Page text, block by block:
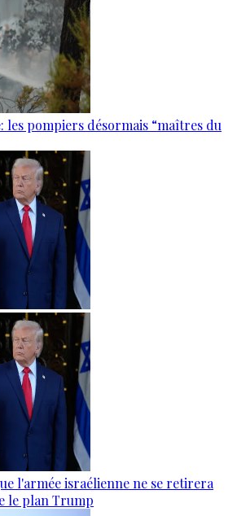
les pompiers désormais “maîtres du
l'armée israélienne ne se retirera
le plan Trump